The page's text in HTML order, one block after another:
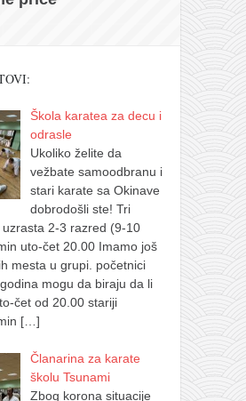
Škola karatea za decu i
odrasle
Ukoliko želite da
vežbate samoodbranu i
stari karate sa Okinave
dobrodošli ste! Tri
2-3 razred (9-10
uto-čet 20.00 Imamo još
mesta u grupi. početnici
mogu da biraju da li
čet od 20.00 stariji
[…]
Članarina za karate
školu Tsunami
Zbog korona situacije